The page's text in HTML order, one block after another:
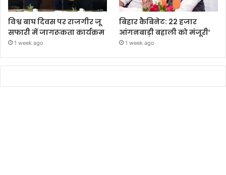
विश्व बाघ दिवस पर राजगीर जू
सफारी में जागरूकता कार्यक्रम
1 week ago
बिहार कैबिनेट: 22 हजार
आंगनबाड़ी बहाली को मंजूरी’
1 week ago